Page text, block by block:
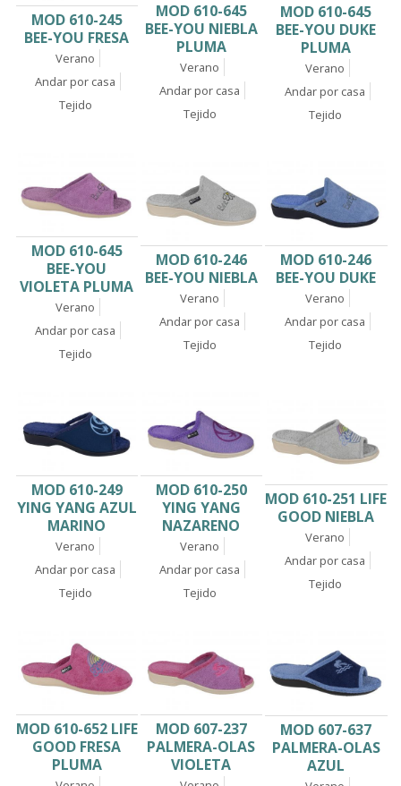
MOD 610-245
BEE-YOU FRESA
Verano
Andar por casa
Tejido
MOD 610-645
BEE-YOU NIEBLA
PLUMA
Verano
Andar por casa
Tejido
MOD 610-645
BEE-YOU DUKE
PLUMA
Verano
Andar por casa
Tejido
MOD 610-645
BEE-YOU
VIOLETA PLUMA
Verano
Andar por casa
Tejido
MOD 610-246
BEE-YOU NIEBLA
Verano
Andar por casa
Tejido
MOD 610-246
BEE-YOU DUKE
Verano
Andar por casa
Tejido
MOD 610-249
YING YANG AZUL
MARINO
Verano
Andar por casa
Tejido
MOD 610-250
YING YANG
NAZARENO
Verano
Andar por casa
Tejido
MOD 610-251 LIFE
GOOD NIEBLA
Verano
Andar por casa
Tejido
MOD 610-652 LIFE
GOOD FRESA
PLUMA
MOD 607-237
PALMERA-OLAS
VIOLETA
MOD 607-637
PALMERA-OLAS
AZUL